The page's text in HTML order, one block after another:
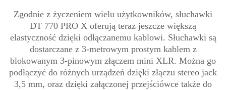
Zgodnie z życzeniem wielu użytkowników, słuchawki
DT 770 PRO X oferują teraz jeszcze większą
elastyczność dzięki odłączanemu kablowi. Słuchawki są
dostarczane z 3-metrowym prostym kablem z
blokowanym 3-pinowym złączem mini XLR. Można go
podłączyć do różnych urządzeń dzięki złączu stereo jack
3,5 mm, oraz dzięki załączonej przejściówce także do